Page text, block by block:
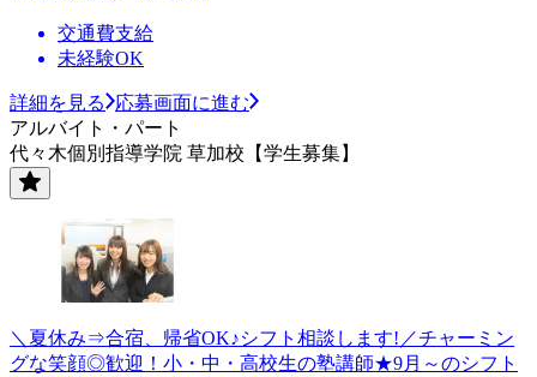
交通費支給
未経験OK
詳細を見る
応募画面に進む
アルバイト・パート
代々木個別指導学院 草加校【学生募集】
＼夏休み⇒合宿、帰省OK♪シフト相談します!／チャーミン
グな笑顔◎歓迎！小・中・高校生の塾講師★9月～のシフト